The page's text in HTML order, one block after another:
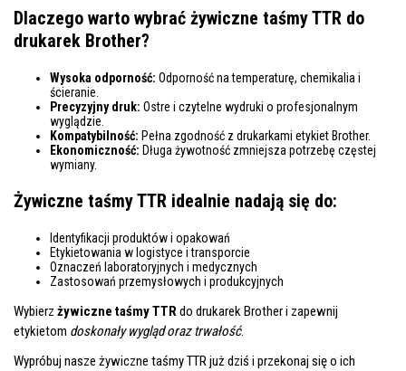
Dlaczego warto wybrać żywiczne taśmy TTR do
drukarek Brother?
Wysoka odporność: Odporność na temperaturę, chemikalia i
ścieranie.
Precyzyjny druk: Ostre i czytelne wydruki o profesjonalnym
wyglądzie.
Kompatybilność: Pełna zgodność z drukarkami etykiet Brother.
Ekonomiczność: Długa żywotność zmniejsza potrzebę częstej
wymiany.
Żywiczne taśmy TTR idealnie nadają się do:
Identyfikacji produktów i opakowań
Etykietowania w logistyce i transporcie
Oznaczeń laboratoryjnych i medycznych
Zastosowań przemysłowych i produkcyjnych
Wybierz żywiczne taśmy TTRdo drukarek Brother i zapewnij
etykietom doskonały wygląd oraz trwałość.
Wypróbuj nasze żywiczne taśmy TTR już dziś i przekonaj się o ich